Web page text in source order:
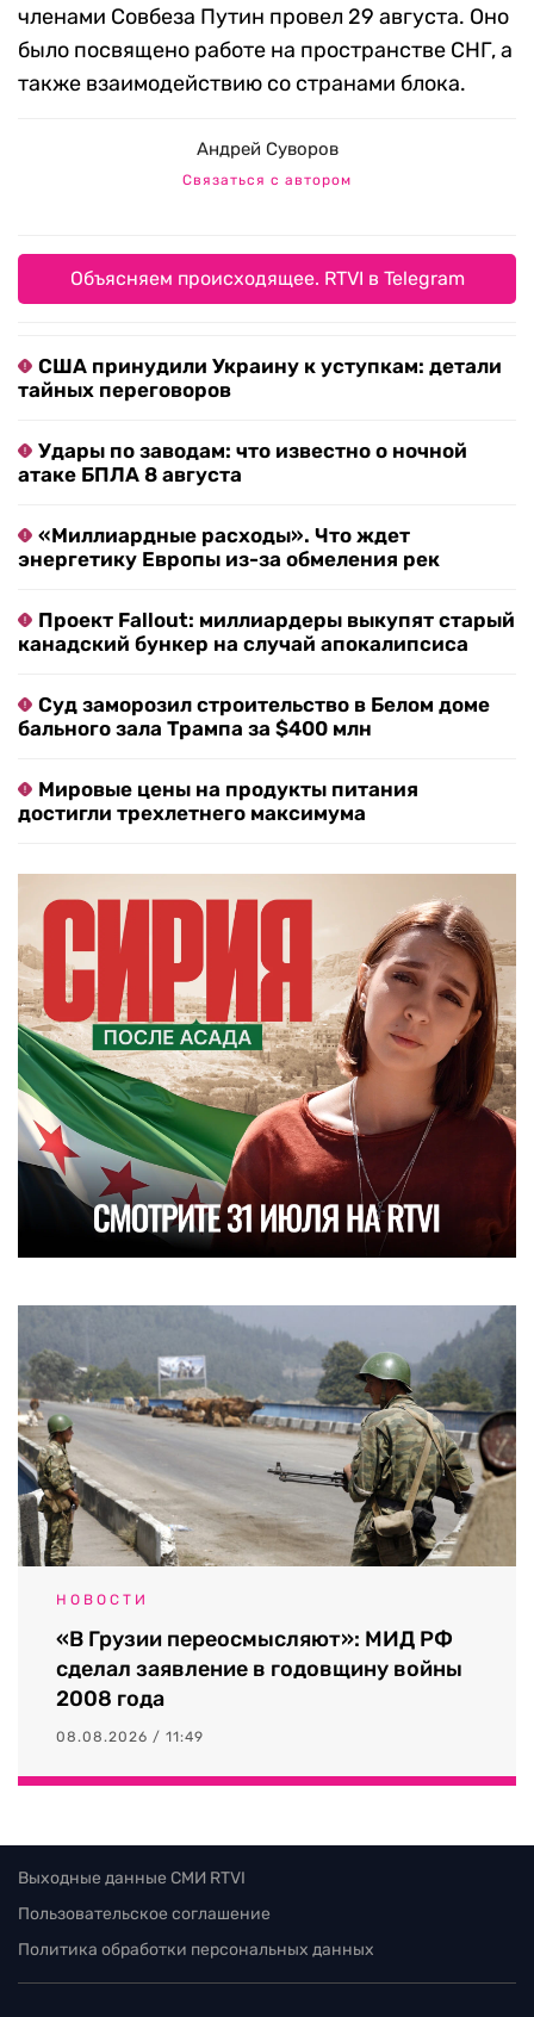
членами Совбеза Путин провел 29 августа. Оно
было посвящено работе на пространстве СНГ, а
также взаимодействию со странами блока.
Андрей Суворов
Связаться с автором
Объясняем происходящее. RTVI в Telegram
США принудили Украину к уступкам: детали
тайных переговоров
Удары по заводам: что известно о ночной
атаке БПЛА 8 августа
«Миллиардные расходы». Что ждет
энергетику Европы из-за обмеления рек
Проект Fallout: миллиардеры выкупят старый
канадский бункер на случай апокалипсиса
Суд заморозил строительство в Белом доме
бального зала Трампа за $400 млн
Мировые цены на продукты питания
достигли трехлетнего максимума
НОВОСТИ
«В Грузии переосмысляют»: МИД РФ
сделал заявление в годовщину войны
2008 года
08.08.2026 / 11:49
Выходные данные СМИ RTVI
Пользовательское соглашение
Политика обработки персональных данных